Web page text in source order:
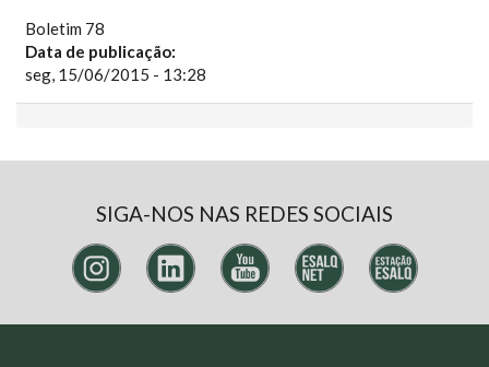
Boletim 78
Data de publicação:
seg, 15/06/2015 - 13:28
SIGA-NOS NAS REDES SOCIAIS